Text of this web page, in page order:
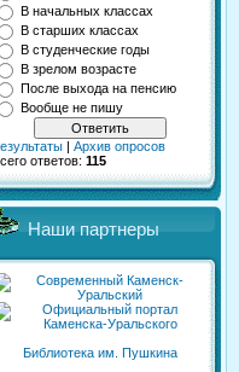
В начальных классах
В старших классах
В студенческие годы
В зрелом возрасте
После выхода на пенсию
Вообще не пишу
| Архив опросов
ответов: 115
Наши партнеры
Библиотека им. Пушкина